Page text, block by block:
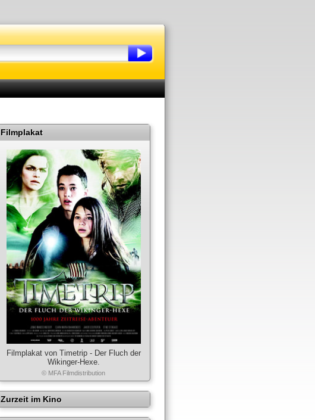
Filmplakat
Filmplakat von Timetrip - Der Fluch der
Wikinger-Hexe.
© MFA Filmdistribution
Zurzeit im Kino